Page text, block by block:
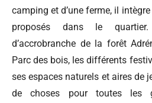
camping et d’une ferme, il
proposés dans le
d’accrobranche de la forêt
Parc des bois, les différents
ses espaces naturels et aires de
de choses pour toutes les